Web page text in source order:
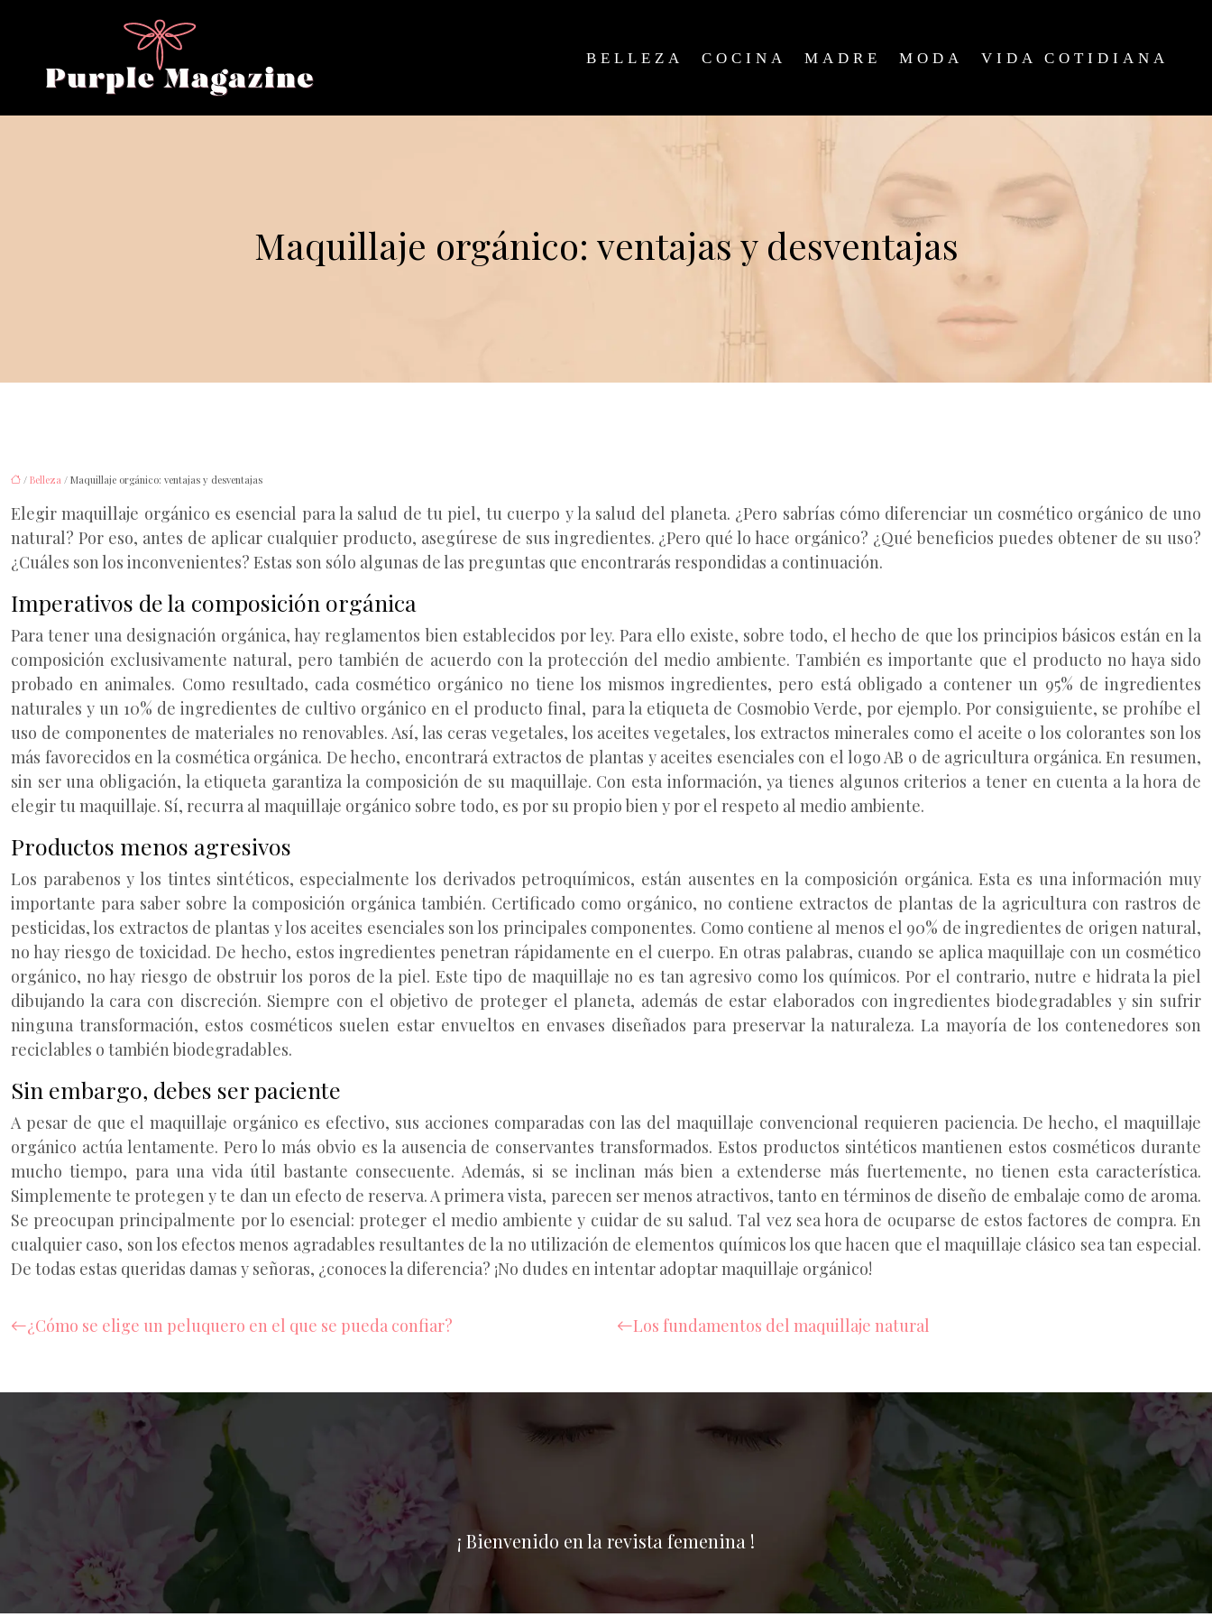
BELLEZA COCINA MADRE MODA VIDA COTIDIANA
Maquillaje orgánico: ventajas y desventajas
/ Belleza / Maquillaje orgánico: ventajas y desventajas
Elegir maquillaje orgánico es esencial para la salud de tu piel, tu cuerpo y la salud del planeta. ¿Pero sabrías cómo diferenciar un cosmético orgánico de uno
natural? Por eso, antes de aplicar cualquier producto, asegúrese de sus ingredientes. ¿Pero qué lo hace orgánico? ¿Qué beneficios puedes obtener de su uso?
¿Cuáles son los inconvenientes? Estas son sólo algunas de las preguntas que encontrarás respondidas a continuación.
Imperativos de la composición orgánica
Para tener una designación orgánica, hay reglamentos bien establecidos por ley. Para ello existe, sobre todo, el hecho de que los principios básicos están en la
composición exclusivamente natural, pero también de acuerdo con la protección del medio ambiente. También es importante que el producto no haya sido
probado en animales. Como resultado, cada cosmético orgánico no tiene los mismos ingredientes, pero está obligado a contener un 95% de ingredientes
naturales y un 10% de ingredientes de cultivo orgánico en el producto final, para la etiqueta de Cosmobio Verde, por ejemplo. Por consiguiente, se prohíbe el
uso de componentes de materiales no renovables. Así, las ceras vegetales, los aceites vegetales, los extractos minerales como el aceite o los colorantes son los
más favorecidos en la cosmética orgánica. De hecho, encontrará extractos de plantas y aceites esenciales con el logo AB o de agricultura orgánica. En resumen,
sin ser una obligación, la etiqueta garantiza la composición de su maquillaje. Con esta información, ya tienes algunos criterios a tener en cuenta a la hora de
elegir tu maquillaje. Sí, recurra al maquillaje orgánico sobre todo, es por su propio bien y por el respeto al medio ambiente.
Productos menos agresivos
Los parabenos y los tintes sintéticos, especialmente los derivados petroquímicos, están ausentes en la composición orgánica. Esta es una información muy
importante para saber sobre la composición orgánica también. Certificado como orgánico, no contiene extractos de plantas de la agricultura con rastros de
pesticidas, los extractos de plantas y los aceites esenciales son los principales componentes. Como contiene al menos el 90% de ingredientes de origen natural,
no hay riesgo de toxicidad. De hecho, estos ingredientes penetran rápidamente en el cuerpo. En otras palabras, cuando se aplica maquillaje con un cosmético
orgánico, no hay riesgo de obstruir los poros de la piel. Este tipo de maquillaje no es tan agresivo como los químicos. Por el contrario, nutre e hidrata la piel
dibujando la cara con discreción. Siempre con el objetivo de proteger el planeta, además de estar elaborados con ingredientes biodegradables y sin sufrir
ninguna transformación, estos cosméticos suelen estar envueltos en envases diseñados para preservar la naturaleza. La mayoría de los contenedores son
reciclables o también biodegradables.
Sin embargo, debes ser paciente
A pesar de que el maquillaje orgánico es efectivo, sus acciones comparadas con las del maquillaje convencional requieren paciencia. De hecho, el maquillaje
orgánico actúa lentamente. Pero lo más obvio es la ausencia de conservantes transformados. Estos productos sintéticos mantienen estos cosméticos durante
mucho tiempo, para una vida útil bastante consecuente. Además, si se inclinan más bien a extenderse más fuertemente, no tienen esta característica.
Simplemente te protegen y te dan un efecto de reserva. A primera vista, parecen ser menos atractivos, tanto en términos de diseño de embalaje como de aroma.
Se preocupan principalmente por lo esencial: proteger el medio ambiente y cuidar de su salud. Tal vez sea hora de ocuparse de estos factores de compra. En
cualquier caso, son los efectos menos agradables resultantes de la no utilización de elementos químicos los que hacen que el maquillaje clásico sea tan especial.
De todas estas queridas damas y señoras, ¿conoces la diferencia? ¡No dudes en intentar adoptar maquillaje orgánico!
¿Cómo se elige un peluquero en el que se pueda confiar? Los fundamentos del maquillaje natural
¡ Bienvenido en la revista femenina !